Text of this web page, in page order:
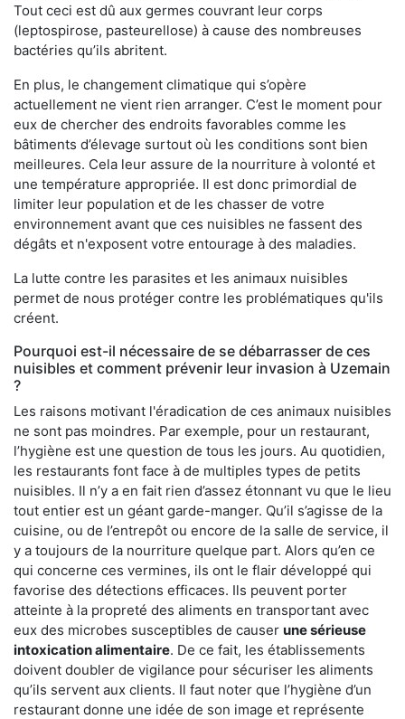
Tout ceci est dû aux germes couvrant leur corps
(leptospirose, pasteurellose) à cause des nombreuses
bactéries qu’ils abritent.
En plus, le changement climatique qui s’opère
actuellement ne vient rien arranger. C’est le moment pour
eux de chercher des endroits favorables comme les
bâtiments d’élevage surtout où les conditions sont bien
meilleures. Cela leur assure de la nourriture à volonté et
une température appropriée. Il est donc primordial de
limiter leur population et de les chasser de votre
environnement avant que ces nuisibles ne fassent des
dégâts et n'exposent votre entourage à des maladies.
La lutte contre les parasites et les animaux nuisibles
permet de nous protéger contre les problématiques qu'ils
créent.
Pourquoi est-il nécessaire de se débarrasser de ces
nuisibles et comment prévenir leur invasion à Uzemain
?
Les raisons motivant l'éradication de ces animaux nuisibles
ne sont pas moindres. Par exemple, pour un restaurant,
l’hygiène est une question de tous les jours. Au quotidien,
les restaurants font face à de multiples types de petits
nuisibles. Il n’y a en fait rien d’assez étonnant vu que le lieu
tout entier est un géant garde-manger. Qu’il s’agisse de la
cuisine, ou de l’entrepôt ou encore de la salle de service, il
y a toujours de la nourriture quelque part. Alors qu’en ce
qui concerne ces vermines, ils ont le flair développé qui
favorise des détections efficaces. Ils peuvent porter
atteinte à la propreté des aliments en transportant avec
eux des microbes susceptibles de causer une sérieuse
intoxication alimentaire. De ce fait, les établissements
doivent doubler de vigilance pour sécuriser les aliments
qu’ils servent aux clients. Il faut noter que l’hygiène d’un
restaurant donne une idée de son image et représente